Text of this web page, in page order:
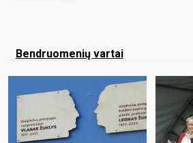
Bendruomenių vartai